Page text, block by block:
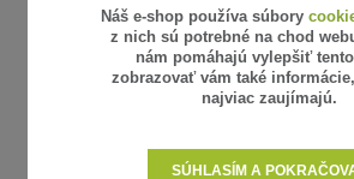
Náš e-shop používa súbory
z nich sú potrebné na chod
nám pomáhajú vylepšiť
zobrazovať vám také
najviac zaujímajú.
SÚHLASÍM A